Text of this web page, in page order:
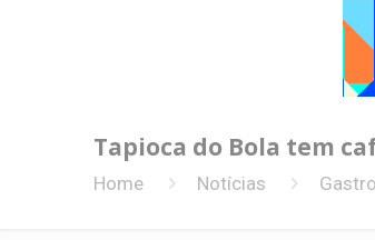
Tapioca do Bola tem
Home Notícias